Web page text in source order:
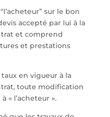
sur le bon
accepté par lui à la
et comprend
et prestations
taux en vigueur à la
toute modification
« l’acheteur ».